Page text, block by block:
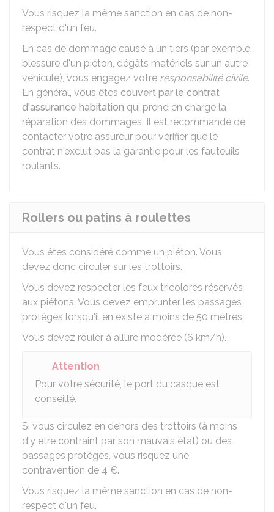
Vous risquez la même sanction en cas de non-
respect d'un feu.
En cas de dommage causé à un tiers (par exemple,
blessure d'un piéton, dégâts matériels sur un autre
véhicule), vous engagez votre responsabilité civile.
En général, vous êtes couvert par le contrat
d'assurance habitation qui prend en charge la
réparation des dommages. Il est recommandé de
contacter votre assureur pour vérifier que le
contrat n'exclut pas la garantie pour les fauteuils
roulants.
Rollers ou patins à roulettes
Vous êtes considéré comme un piéton. Vous
devez donc circuler sur les trottoirs.
Vous devez respecter les feux tricolores réservés
aux piétons. Vous devez emprunter les passages
protégés lorsqu'il en existe à moins de 50 mètres,
Vous devez rouler à allure modérée (6 km/h).
Attention
Pour votre sécurité, le port du casque est
conseillé.
Si vous circulez en dehors des trottoirs (à moins
d'y être contraint par son mauvais état) ou des
passages protégés, vous risquez une
contravention de 4 €.
Vous risquez la même sanction en cas de non-
respect d'un feu.